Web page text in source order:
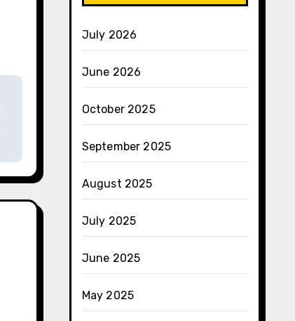
July 2026
June 2026
October 2025
September 2025
August 2025
July 2025
June 2025
May 2025